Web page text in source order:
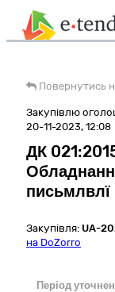
Повернутись
Закупівлю
20-11-2023, 12:08
ДК
письмлвлї
Закупівля: UA-
на DoZorro
Період